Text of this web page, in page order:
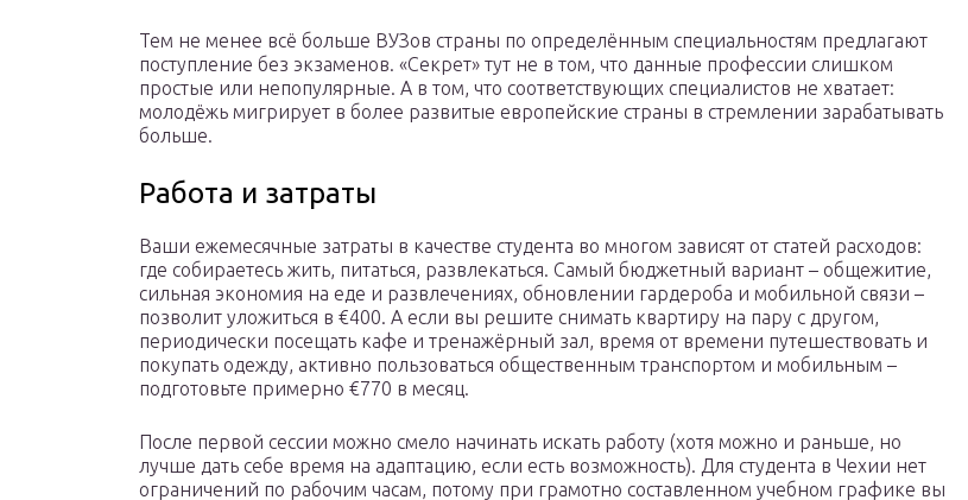
Тем не менее всё больше ВУЗов страны по определённым специальностям предлагают
поступление без экзаменов. «Секрет» тут не в том, что данные профессии слишком
простые или непопулярные. А в том, что соответствующих специалистов не хватает:
молодёжь мигрирует в более развитые европейские страны в стремлении зарабатывать
больше.
Работа и затраты
Ваши ежемесячные затраты в качестве студента во многом зависят от статей расходов:
где собираетесь жить, питаться, развлекаться. Самый бюджетный вариант – общежитие,
сильная экономия на еде и развлечениях, обновлении гардероба и мобильной связи –
позволит уложиться в €400. А если вы решите снимать квартиру на пару с другом,
периодически посещать кафе и тренажёрный зал, время от времени путешествовать и
покупать одежду, активно пользоваться общественным транспортом и мобильным –
подготовьте примерно €770 в месяц.
После первой сессии можно смело начинать искать работу (хотя можно и раньше, но
лучше дать себе время на адаптацию, если есть возможность). Для студента в Чехии нет
ограничений по рабочим часам, потому при грамотно составленном учебном графике вы